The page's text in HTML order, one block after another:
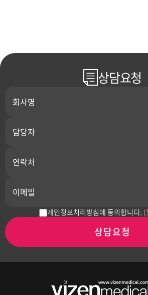
상담요청
개인정보처리방침에 동의합니다. (
상담요청